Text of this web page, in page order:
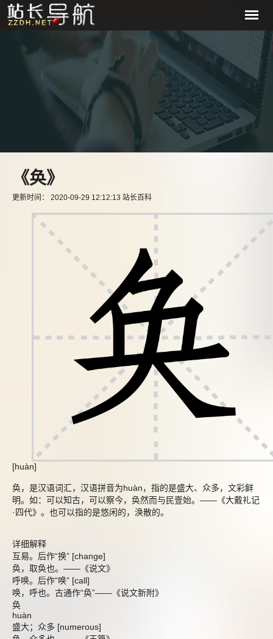
《奂》
更新时间： 2020-09-29 12:12:13 站长百科
[huàn]
奂，是汉语词汇，汉语拼音为huàn，指的是盛大、众多，文彩鲜
明。如：可以知古，可以察今，奂然而与民壹始。――《大戴礼记
·四代》。也可以指的是悠闲的，涣散的。
详细解释
互易。后作“换” [change]
奂，取奂也。――《说文》
呼唤。后作“唤” [call]
唤，呼也。古通作“奂”――《说文新附》
奂
huàn
盛大；众多 [numerous]